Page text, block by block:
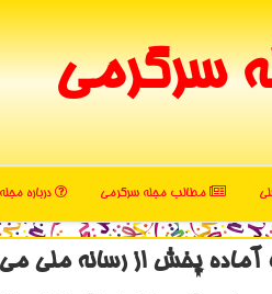
سرگرمی
مطالب مجله سرگرمی درباره
پخش از رسانه ملی